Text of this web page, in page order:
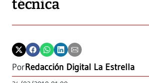
técnica
PorRedacción Digital La Estrella